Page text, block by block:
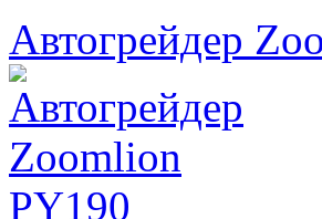
Автогрейдер